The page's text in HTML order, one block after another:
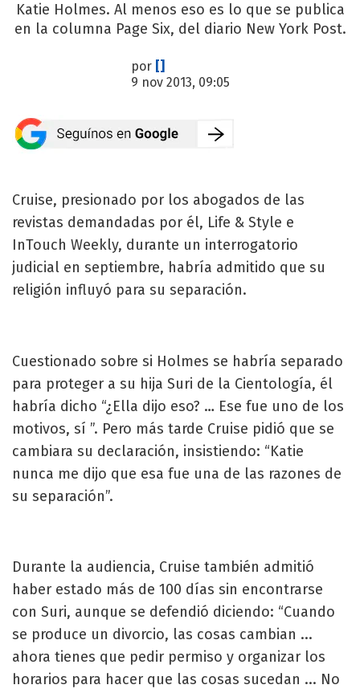
Katie Holmes. Al menos eso es lo que se publica
en la columna Page Six, del diario New York Post.
por []
9 nov 2013, 09:05
Cruise, presionado por los abogados de las
revistas demandadas por él, Life & Style e
InTouch Weekly, durante un interrogatorio
judicial en septiembre, habría admitido que su
religión influyó para su separación.
Cuestionado sobre si Holmes se habría separado
para proteger a su hija Suri de la Cientología, él
habría dicho “¿Ella dijo eso? … Ese fue uno de los
motivos, sí ”. Pero más tarde Cruise pidió que se
cambiara su declaración, insistiendo: “Katie
nunca me dijo que esa fue una de las razones de
su separación”.
Durante la audiencia, Cruise también admitió
haber estado más de 100 días sin encontrarse
con Suri, aunque se defendió diciendo: “Cuando
se produce un divorcio, las cosas cambian ...
ahora tienes que pedir permiso y organizar los
horarios para hacer que las cosas sucedan ... No